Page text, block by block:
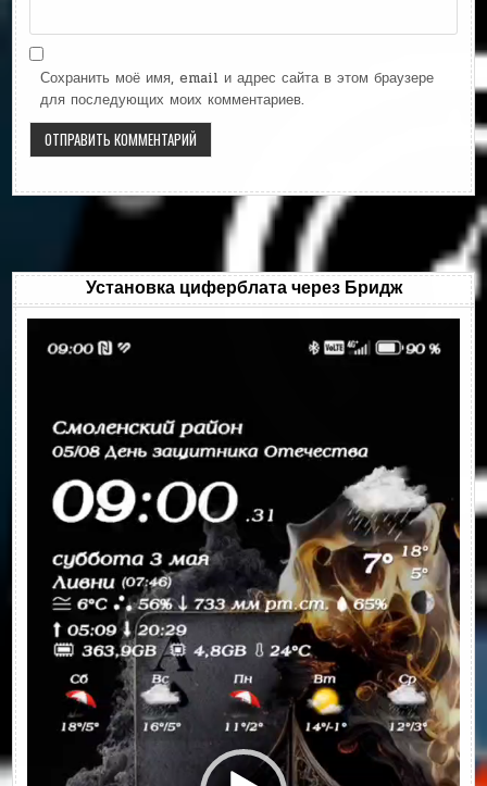
Сохранить моё имя, email и адрес сайта в этом браузере
для последующих моих комментариев.
Установка циферблата через Бридж